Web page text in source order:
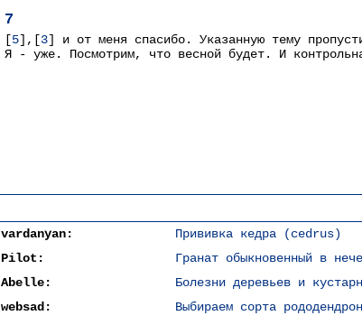
7
[5],[3] и от меня спасибо. Указанную тему
Я - уже. Посмотрим, что весной будет. И
vardanyan: Прививка кедра (cedrus)
Pilot:
Гранат обыкновенный в
Abelle:
Болезни деревьев и
websad:
Выбираем сорта